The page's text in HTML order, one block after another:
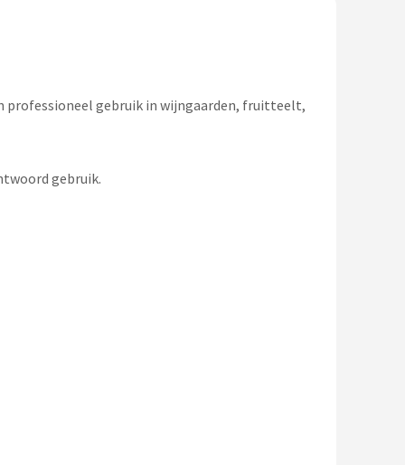
professioneel gebruik in wijngaarden, fruitteelt,
gebruik.